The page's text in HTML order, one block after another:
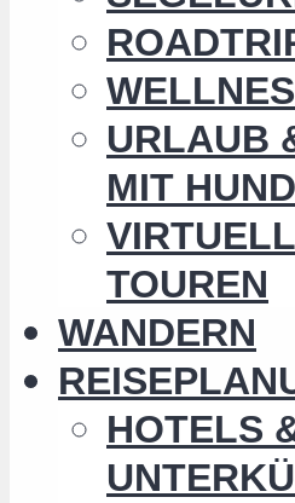
URLAUB
MIT HUND
TOUREN
WANDERN
HOTELS